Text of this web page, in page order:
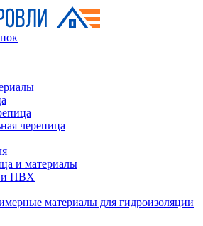
черепица
и материалы
и ПВХ
материалы для гидроизоляции